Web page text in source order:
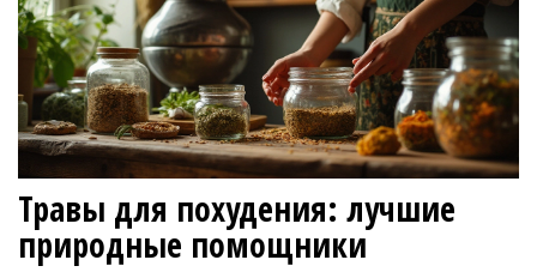
Травы для похудения: лучшие
природные помощники